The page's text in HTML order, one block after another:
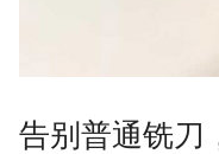
告别普通铣刀